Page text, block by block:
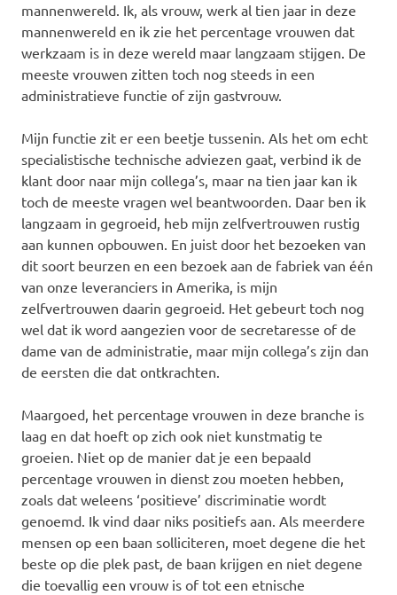
mannenwereld. Ik, als vrouw, werk al tien jaar in deze
mannenwereld en ik zie het percentage vrouwen dat
werkzaam is in deze wereld maar langzaam stijgen. De
meeste vrouwen zitten toch nog steeds in een
administratieve functie of zijn gastvrouw.
Mijn functie zit er een beetje tussenin. Als het om echt
specialistische technische adviezen gaat, verbind ik de
klant door naar mijn collega’s, maar na tien jaar kan ik
toch de meeste vragen wel beantwoorden. Daar ben ik
langzaam in gegroeid, heb mijn zelfvertrouwen rustig
aan kunnen opbouwen. En juist door het bezoeken van
dit soort beurzen en een bezoek aan de fabriek van één
van onze leveranciers in Amerika, is mijn
zelfvertrouwen daarin gegroeid. Het gebeurt toch nog
wel dat ik word aangezien voor de secretaresse of de
dame van de administratie, maar mijn collega’s zijn dan
de eersten die dat ontkrachten.
Maargoed, het percentage vrouwen in deze branche is
laag en dat hoeft op zich ook niet kunstmatig te
groeien. Niet op de manier dat je een bepaald
percentage vrouwen in dienst zou moeten hebben,
zoals dat weleens ‘positieve’ discriminatie wordt
genoemd. Ik vind daar niks positiefs aan. Als meerdere
mensen op een baan solliciteren, moet degene die het
beste op die plek past, de baan krijgen en niet degene
die toevallig een vrouw is of tot een etnische